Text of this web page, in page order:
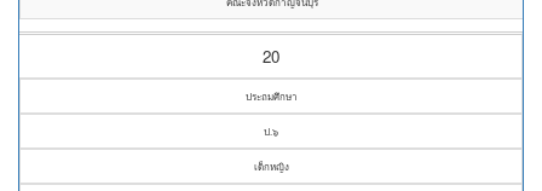
20
ประถมศึกษา
ป.๖
เด็กหญิง